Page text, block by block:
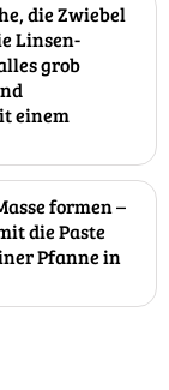
die Zwiebel
Linsen-
grob
einem
formen –
die Paste
Pfanne in